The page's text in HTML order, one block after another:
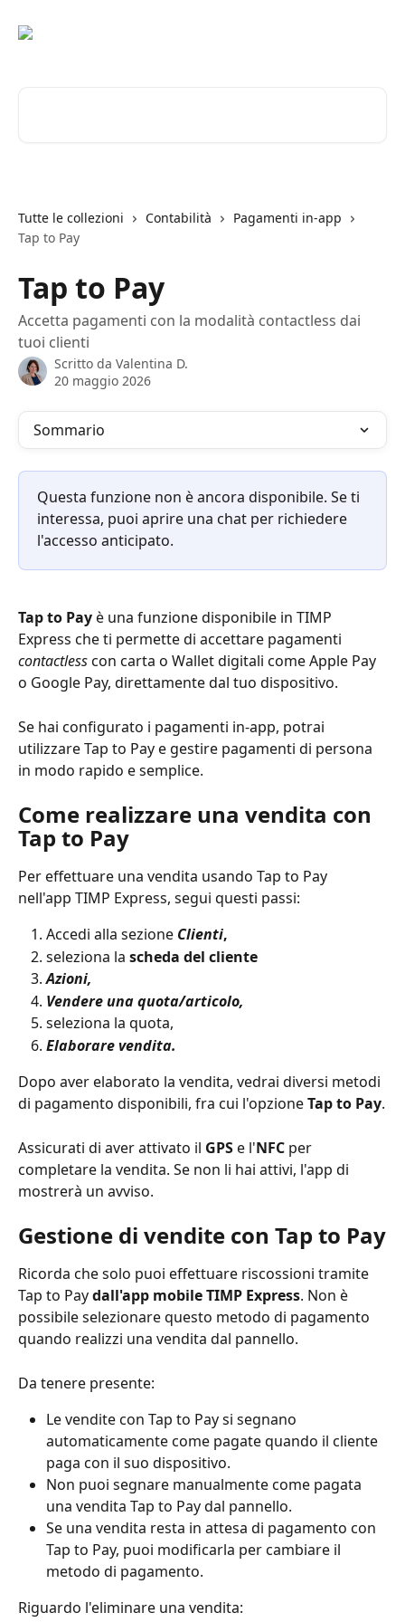
Tutte le collezioni Contabilità
Pagamenti in-app
Tap to Pay
Tap to Pay
Accetta pagamenti con la modalità contactless dai
tuoi clienti
Scritto da Valentina D.
20 maggio 2026
Sommario
Questa funzione non è ancora disponibile. Se ti
interessa, puoi aprire una chat per richiedere
l'accesso anticipato.
Tap to Pay è una funzione disponibile in TIMP
Express che ti permette di accettare pagamenti
contactless con carta o Wallet digitali come Apple Pay
o Google Pay, direttamente dal tuo dispositivo.
Se hai configurato i pagamenti in-app, potrai
utilizzare Tap to Pay e gestire pagamenti di persona
in modo rapido e semplice.
Come realizzare una vendita con
Tap to Pay
Per effettuare una vendita usando Tap to Pay
nell'app TIMP Express, segui questi passi:
Accedi alla sezione Clienti,
seleziona la scheda del cliente
Azioni,
Vendere una quota/articolo,
seleziona la quota,
Elaborare vendita.
Dopo aver elaborato la vendita, vedrai diversi metodi
di pagamento disponibili, fra cui l'opzione Tap to Pay.
Assicurati di aver attivato il GPS e l'NFC per
completare la vendita. Se non li hai attivi, l'app di
mostrerà un avviso.
Gestione di vendite con Tap to Pay
Ricorda che solo puoi effettuare riscossioni tramite
Tap to Pay dall'app mobile TIMP Express. Non è
possibile selezionare questo metodo di pagamento
quando realizzi una vendita dal pannello.
Da tenere presente:
Le vendite con Tap to Pay si segnano
automaticamente come pagate quando il cliente
paga con il suo dispositivo.
Non puoi segnare manualmente come pagata
una vendita Tap to Pay dal pannello.
Se una vendita resta in attesa di pagamento con
Tap to Pay, puoi modificarla per cambiare il
metodo di pagamento.
Riguardo l'eliminare una vendita: